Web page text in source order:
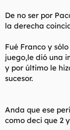
De no ser por
la derecha
Fué Franco y
juego,le dió una
y por último le
sucesor.
Anda que ese
como deci que 2